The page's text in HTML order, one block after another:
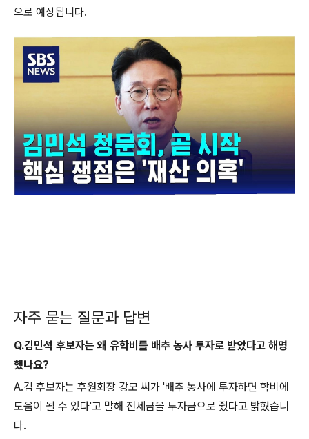
으로 예상됩니다.
자주 묻는 질문과 답변
Q.김민석 후보자는 왜 유학비를 배추 농사 투자로 받았다고 해명
했나요?
A.김 후보자는 후원회장 강모 씨가 '배추 농사에 투자하면 학비에
도움이 될 수 있다'고 말해 전세금을 투자금으로 줬다고 밝혔습니
다.